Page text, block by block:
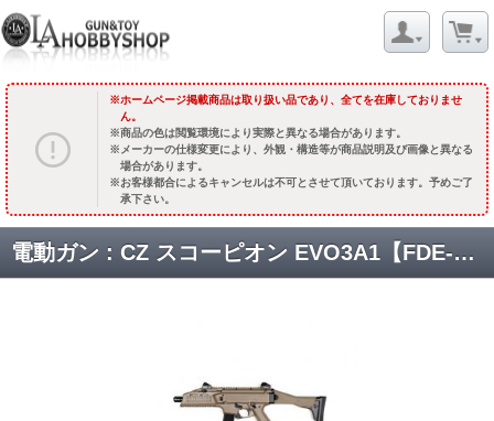
ホームページ掲載商品は取り扱い品であり、全てを在庫しておりませ
ん。
商品の色は閲覧環境により実際と異なる場合があります。
メーカーの仕様変更により、外観・構造等が商品説明及び画像と異なる
場合があります。
お客様都合によるキャンセルは不可とさせて頂いております。予めご了
承下さい。
電動ガン : CZ スコーピオン EVO3A1【FDE-DTカラー】 [19448] [取寄] ※旧価格